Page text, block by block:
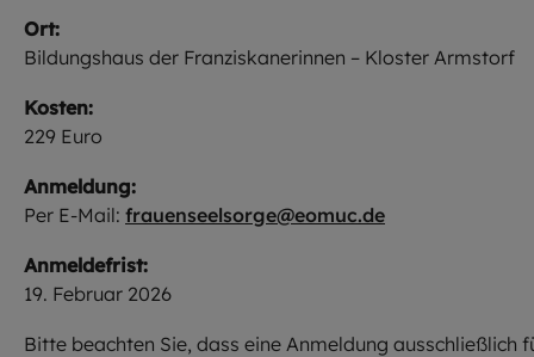
Ort:
Bildungshaus der Franziskanerinnen – Kloster Armstorf
Kosten:
229 Euro
Anmeldung:
Per E-Mail: frauenseelsorge@eomuc.de
Anmeldefrist:
19. Februar 2026
Bitte beachten Sie, dass eine Anmeldung ausschließlich